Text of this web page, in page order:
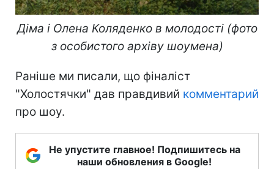
Діма і Олена Коляденко в молодості (фото
з особистого архіву шоумена)
Раніше ми писали, що фіналіст
"Холостячки" дав правдивий комментарий
про шоу.
Не упустите главное! Подпишитесь на
наши обновления в Google!